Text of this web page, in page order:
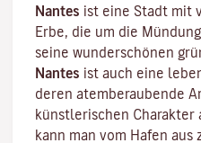
Nantes ist eine Stadt mit
Erbe, die um die
seine wunderschönen
Nantes ist auch eine
deren atemberaubende
künstlerischen Charakter
kann man vom Hafen